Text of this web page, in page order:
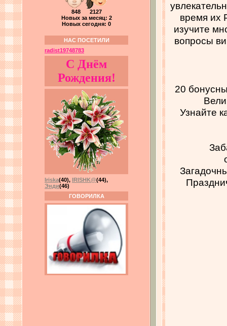
848 2127
Новых за месяц: 2
Новых сегодня: 0
НАС ПОСЕТИЛИ
radist19748783
С Днём
Рождения!
Iriska(40), IRISHK@(44),
Энди(46)
ГОВОРИЛКА
время их
изучите
вопросы
20
Узнайте